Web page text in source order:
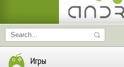
Игры